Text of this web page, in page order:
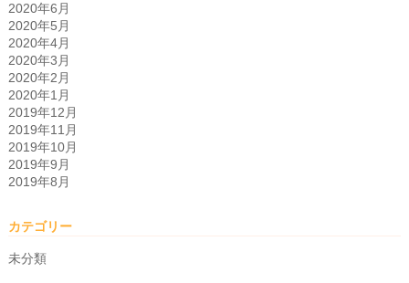
2020年6月
2020年5月
2020年4月
2020年3月
2020年2月
2020年1月
2019年12月
2019年11月
2019年10月
2019年9月
2019年8月
カテゴリー
未分類